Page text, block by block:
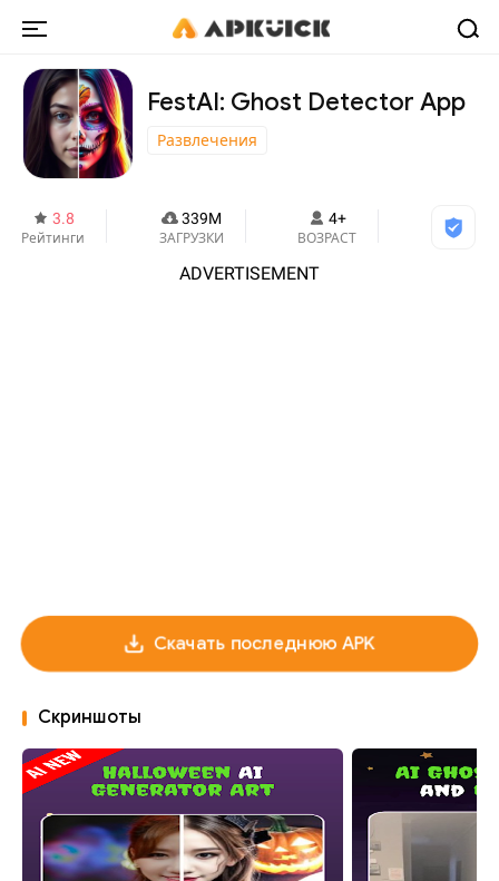
FestAI: Ghost Detector App
Развлечения
3.8
Рейтинги
339M
ЗАГРУЗКИ
4+
ВОЗРАСТ
ADVERTISEMENT
Скачать последнюю APK
Скриншоты